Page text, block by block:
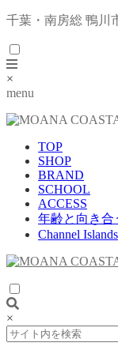
千葉・南房総 鴨川
×
menu
TOP
SHOP
BRAND
SCHOOL
ACCESS
年齢と向き合
Channel
×